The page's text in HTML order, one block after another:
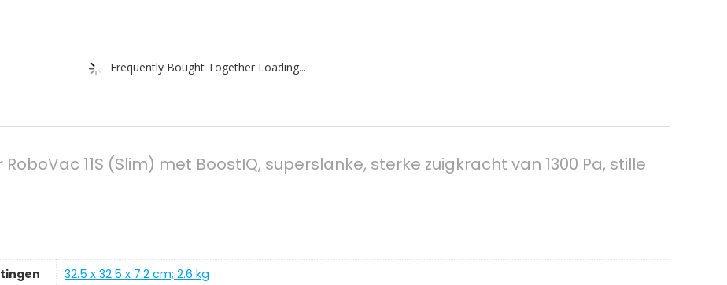
Frequently Bought Together Loading...
11S (Slim) met BoostIQ, superslanke, sterke zuigkracht van 1300 Pa, stille
‎32.5 x 32.5 x 7.2 cm; 2.6 kg